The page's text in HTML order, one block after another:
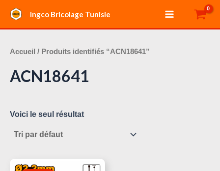
contenu
Ingco Bricolage Tunisie
Main
Menu
Accueil / Produits identifiés “ACN18641”
ACN18641
Voici le seul résultat
Le